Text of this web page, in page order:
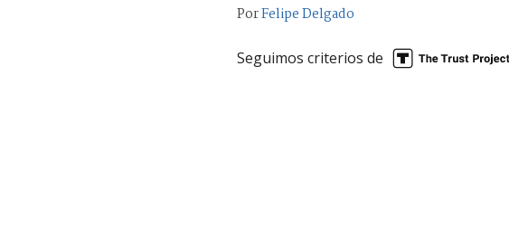
PorFelipe Delgado
Seguimos criterios de